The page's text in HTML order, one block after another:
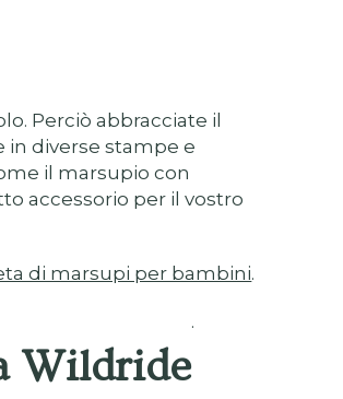
Perciò abbracciate il
in diverse stampe e
il marsupio con
accessorio per il vostro
di marsupi per bambini.
Wildride
.